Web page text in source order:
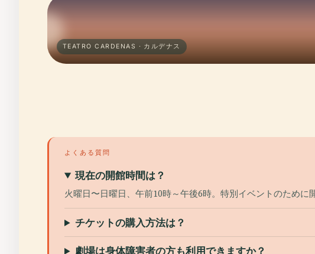
TEATRO CARDENAS · カルデナス
よくある質問
現在の開館時間は？
火曜日〜日曜日、午前10時～午後6時。特別イベントのために
チケットの購入方法は？
劇場は身体障害者の方も利用できますか？